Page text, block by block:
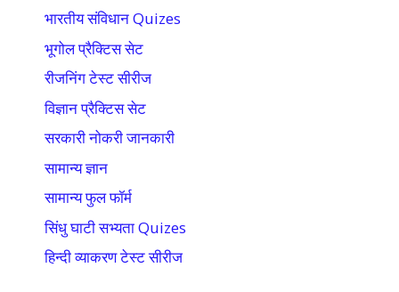
भारतीय संविधान Quizes
भूगोल प्रैक्टिस सेट
रीजनिंग टेस्ट सीरीज
विज्ञान प्रैक्टिस सेट
सरकारी नोकरी जानकारी
सामान्य ज्ञान
सामान्य फुल फॉर्म
सिंधु घाटी सभ्यता Quizes
हिन्दी व्याकरण टेस्ट सीरीज